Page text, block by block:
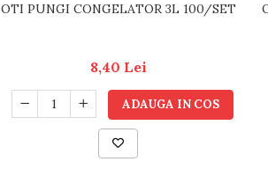
OTI PUNGI CONGELATOR 3L 100/SET
8,40 Lei
ADAUGA IN COS